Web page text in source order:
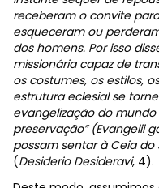
receberam o convite
esqueceram ou
dos homens. Por isso
missionária capaz de
os costumes, os estilos,
estrutura eclesial se
evangelização do
preservação” (Evangelii
possam sentar à Ceia do
(Desiderio Desideravi, 4).